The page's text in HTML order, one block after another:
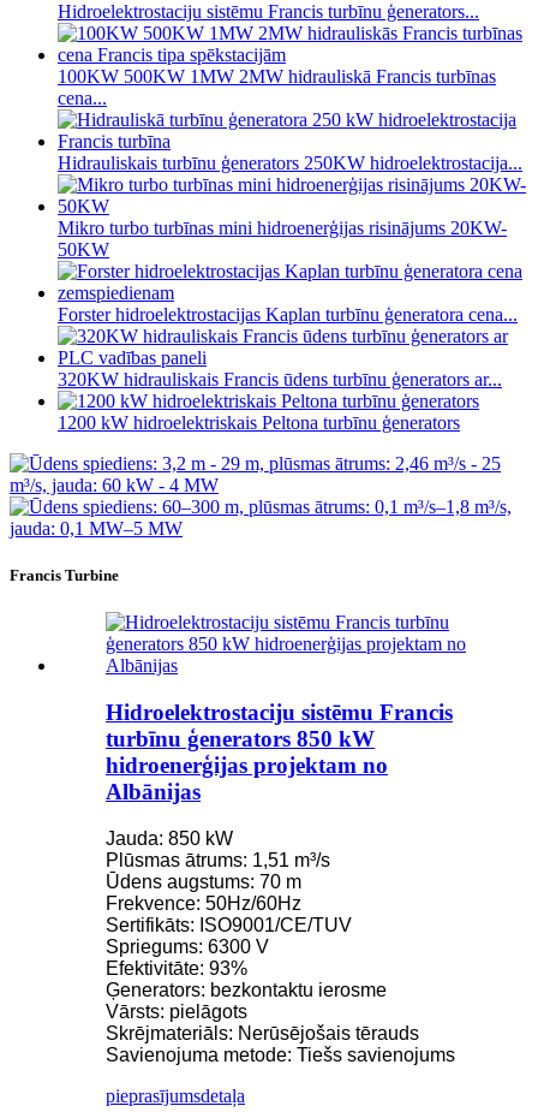
Hidroelektrostaciju sistēmu Francis turbīnu ģenerators...
100KW 500KW 1MW 2MW hidrauliskā Francis turbīnas
cena...
Hidrauliskais turbīnu ģenerators 250KW hidroelektrostacija...
Mikro turbo turbīnas mini hidroenerģijas risinājums 20KW-
50KW
Forster hidroelektrostacijas Kaplan turbīnu ģeneratora cena...
320KW hidrauliskais Francis ūdens turbīnu ģenerators ar...
1200 kW hidroelektriskais Peltona turbīnu ģenerators
Francis Turbine
Hidroelektrostaciju sistēmu Francis
turbīnu ģenerators 850 kW
hidroenerģijas projektam no
Albānijas
Jauda: 850 kW
Plūsmas ātrums: 1,51 m³/s
Ūdens augstums: 70 m
Frekvence: 50Hz/60Hz
Sertifikāts: ISO9001/CE/TUV
Spriegums: 6300 V
Efektivitāte: 93%
Ģenerators: bezkontaktu ierosme
Vārsts: pielāgots
Skrējmateriāls: Nerūsējošais tērauds
Savienojuma metode: Tiešs savienojums
pieprasījumsdetaļa